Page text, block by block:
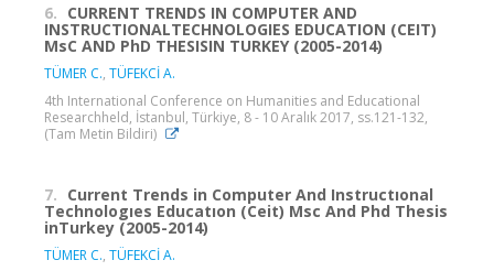
6. CURRENT TRENDS IN COMPUTER AND
INSTRUCTIONALTECHNOLOGIES EDUCATION (CEIT)
MsC AND PhD THESISIN TURKEY (2005-2014)
TÜMER C., TÜFEKCİ A.
4th International Conference on Humanities and Educational
Researchheld, İstanbul, Türkiye, 8 - 10 Aralık 2017, ss.121-132,
(Tam Metin Bildiri)
7. Current Trends in Computer And Instructıonal
Technologıes Educatıon (Ceit) Msc And Phd Thesis
inTurkey (2005-2014)
TÜMER C., TÜFEKCİ A.